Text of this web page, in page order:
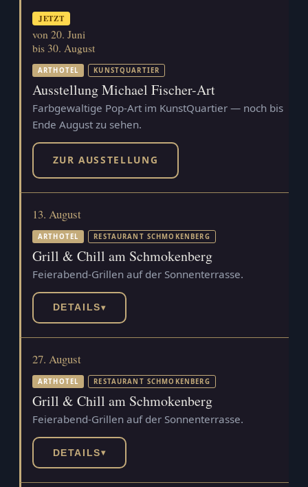
JETZT
von 20. Juni
bis 30. August
ARTHOTEL KUNSTQUARTIER
Ausstellung Michael Fischer-Art
Farbgewaltige Pop-Art im KunstQuartier — noch bis
Ende August zu sehen.
ZUR AUSSTELLUNG
13. August
ARTHOTEL RESTAURANT SCHMOKENBERG
Grill & Chill am Schmokenberg
Feierabend-Grillen auf der Sonnenterrasse.
DETAILS▾
27. August
ARTHOTEL RESTAURANT SCHMOKENBERG
Grill & Chill am Schmokenberg
Feierabend-Grillen auf der Sonnenterrasse.
DETAILS▾